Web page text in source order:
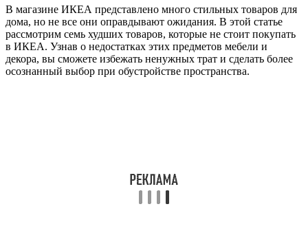
В магазине ИКЕА представлено много стильных товаров для
дома, но не все они оправдывают ожидания. В этой статье
рассмотрим семь худших товаров, которые не стоит покупать
в ИКЕА. Узнав о недостатках этих предметов мебели и
декора, вы сможете избежать ненужных трат и сделать более
осознанный выбор при обустройстве пространства.